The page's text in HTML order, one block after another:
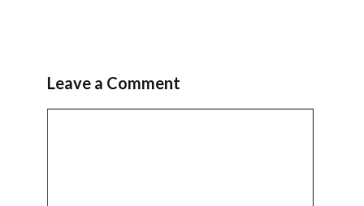
Leave a Comment